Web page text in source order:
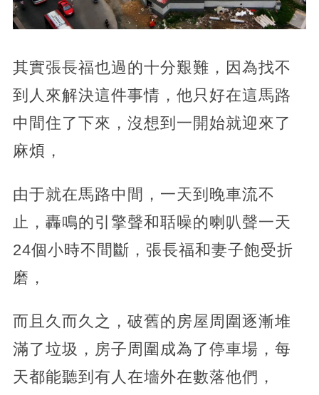
其實張長福也過的十分艱難，因為找不
到人來解決這件事情，他只好在這馬路
中間住了下來，沒想到一開始就迎來了
麻煩，
由于就在馬路中間，一天到晚車流不
止，轟鳴的引擎聲和聒噪的喇叭聲一天
24個小時不間斷，張長福和妻子飽受折
磨，
而且久而久之，破舊的房屋周圍逐漸堆
滿了垃圾，房子周圍成為了停車場，每
天都能聽到有人在墻外在數落他們，